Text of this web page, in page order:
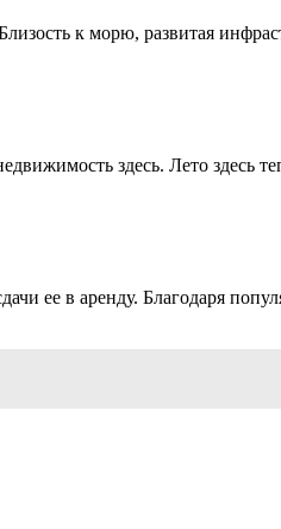
к морю, развитая
здесь. Лето здесь
ее в аренду. Благодаря